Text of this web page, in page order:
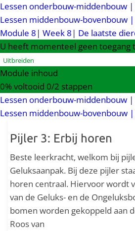
Pijler 3: Erbij horen
Beste leerkracht, welkom bij
Geluksaanpak. Bij deze pijler
horen centraal. Hiervoor wordt
van de Geluks- en de
bomen worden gekoppeld aan
Roos van
Lessen onderbouw-middenbouw |
Lessen middenbouw-bovenbouw
Module 8| Week 8| De laatste
U heeft momenteel geen toegang
Uitbreiden
Module inhoud
0% voltooid 0/2 stappen
Lessen onderbouw-middenbouw |
Lessen middenbouw-bovenbouw